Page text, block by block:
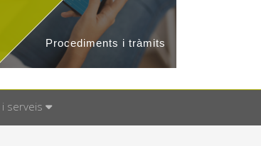
Procediments i tràmits
serveis